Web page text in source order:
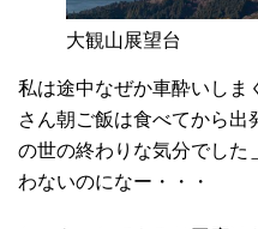
大観山展望台
私は途中なぜか車酔いしま
さん朝ご飯は食べてから出
の世の終わりな気分でし
わないのになー・・・